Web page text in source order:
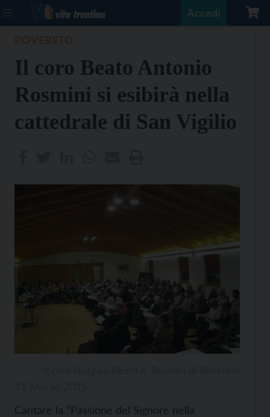
Accedi
Il coro Beato Antonio
Rosmini si esibirà nella
cattedrale di San Vigilio
Cantare la “Passione del Signore nella